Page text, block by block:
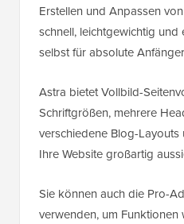
Erstellen und Anpassen
schnell, leichtgewichtig und
selbst für absolute
Astra bietet Vollbild-
Schriftgrößen, mehrere
verschiedene Blog-Layouts
Ihre Website großartig
Sie können auch die Pro-
verwenden, um